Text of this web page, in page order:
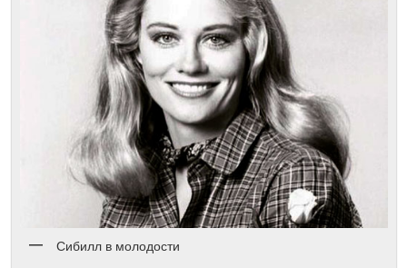
Сибилл в молодости